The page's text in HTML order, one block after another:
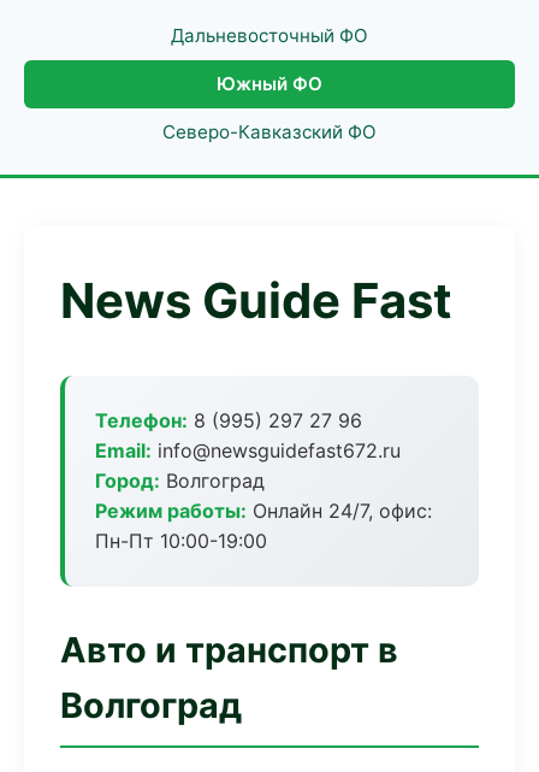
Дальневосточный ФО
Южный ФО
Северо-Кавказский ФО
News Guide Fast
Телефон: 8 (995) 297 27 96
Email: info@newsguidefast672.ru
Город: Волгоград
Режим работы: Онлайн 24/7, офис:
Пн-Пт 10:00-19:00
Авто и транспорт в
Волгоград